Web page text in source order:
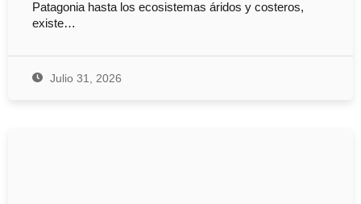
Patagonia hasta los ecosistemas áridos y costeros,
existe…
Julio 31, 2026